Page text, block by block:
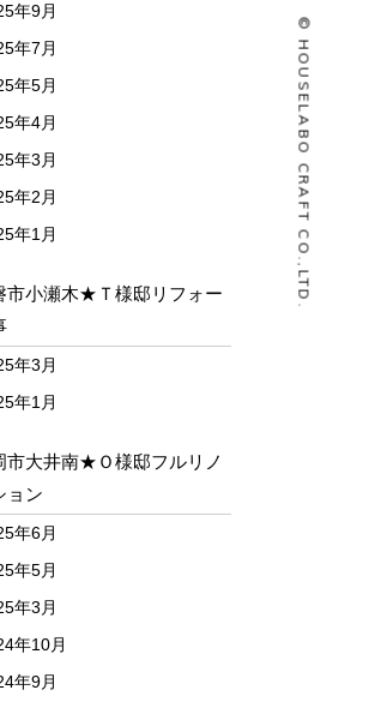
年9月
年7月
年5月
年4月
年3月
年2月
年1月
小瀬木★Ｔ様邸リフォー
年3月
年1月
大井南★Ｏ様邸フルリノ
ョン
年6月
年5月
年3月
年10月
年9月
© HOUSELABO CRAFT CO.,LTD.